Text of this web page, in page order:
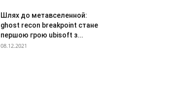
Шлях до метавселенной:
ghost recon breakpoint стане
першою грою ubisoft з...
08.12.2021